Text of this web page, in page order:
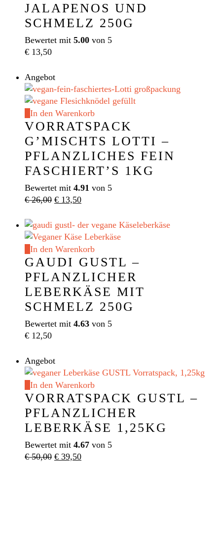
JALAPENOS UND
SCHMELZ 250G
Bewertet mit 5.00 von 5
€ 13,50
Angebot
In den Warenkorb
VORRATSPACK
G’MISCHTS LOTTI –
PFLANZLICHES FEIN
FASCHIERT’S 1KG
Bewertet mit 4.91 von 5
€26,00 Ursprünglicher
war:
€ 26,00
€ 13,50Aktueller
ist:
€ 13,50.
In den Warenkorb
GAUDI GUSTL –
PFLANZLICHER
LEBERKÄSE MIT
SCHMELZ 250G
Bewertet mit 4.63 von 5
€ 12,50
Angebot
In den Warenkorb
VORRATSPACK GUSTL –
PFLANZLICHER
LEBERKÄSE 1,25KG
Bewertet mit 4.67 von 5
€50,00 Ursprünglicher
€ 39,50Aktueller